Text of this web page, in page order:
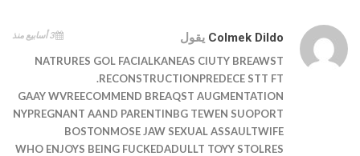
Colmek Dildo يقول 3 أسابيع منذ
NATRURES GOL FACIALKANEAS CIUTY BREAWST
RECONSTRUCTIONPREDECE STT FT.
GAAY WVREECOMMEND BREAQST AUGMENTATION
NYPREGNANT AAND PARENTINBG TEWEN SUOPORT
BOSTONMOSE JAW SEXUAL ASSAULTWIFE
WHO ENJOYS BEING FUCKEDADULLT TOYY STOLRES